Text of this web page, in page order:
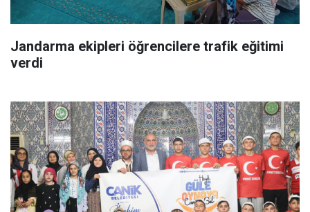
Jandarma ekipleri öğrencilere trafik eğitimi
verdi